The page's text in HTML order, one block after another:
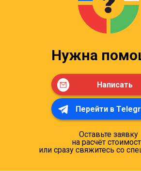
Нужна
Написать
Перейти в
Оставьте заявку
на расчёт
или сразу свяжитесь со